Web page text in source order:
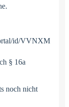
id/VVNXM
§ 16a
noch nicht